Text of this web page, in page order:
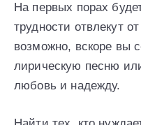
На первых порах
трудности отвлекут
возможно, вскоре вы
лирическую песню
любовь и надежду.